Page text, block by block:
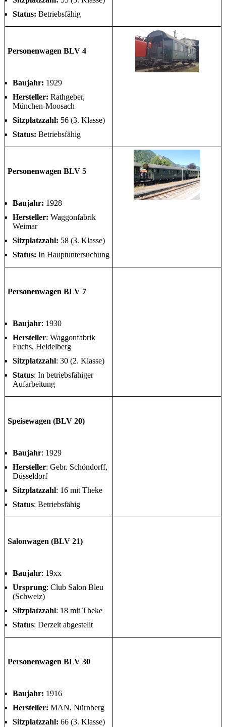
Status: Betriebsfähig
Personenwagen BLV 4
Baujahr: 1929
Hersteller: Rathgeber,
München-Moosach
Sitzplatzzahl: 56 (3. Klasse)
Status: Betriebsfähig
Personenwagen BLV 5
Baujahr: 1928
Hersteller: Waggonfabrik
Weimar
Sitzplatzzahl: 58 (3. Klasse)
Status: In Hauptuntersuchung
Personenwagen BLV 7
Baujahr: 1930
Hersteller: Waggonfabrik
Fuchs, Heidelberg
Sitzplatzzahl: 30 (2. Klasse)
Status: In betriebsfähiger
Aufarbeitung
Speisewagen (BLV 20)
Baujahr: 1929
Hersteller: Gebr. Schöndorff,
Düsseldorf
Sitzplatzzahl: 16 mit Theke
Status: Betriebsfähig
Salonwagen (BLV 21)
Baujahr: 19xx
Ursprung: Club Salon Bleu
(Schweiz)
Sitzplatzzahl: 18 mit Theke
Status: Derzeit abgestellt
Personenwagen BLV 30
Baujahr: 1916
Hersteller: MAN, Nürnberg
Sitzplatzzahl: 66 (3. Klasse)